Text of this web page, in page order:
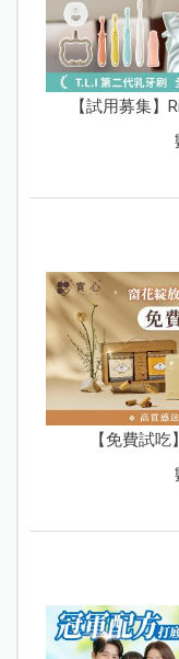
【試用募集】
【免費試